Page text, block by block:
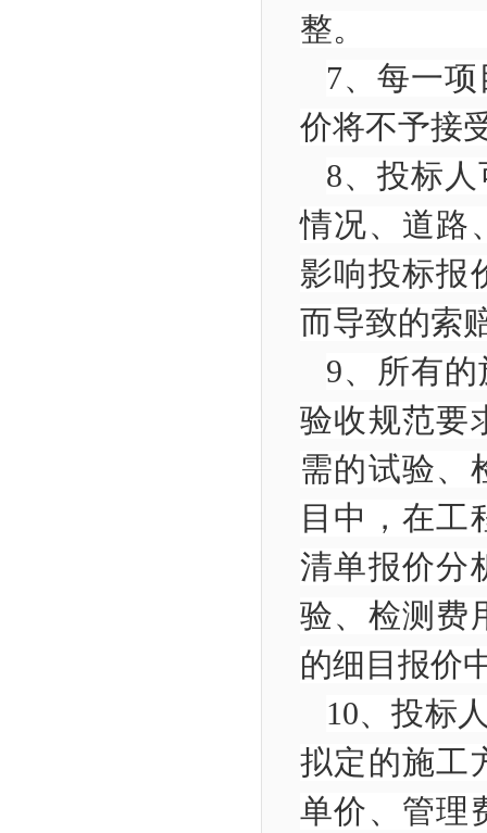
整
7、每一
价将不予
8、投标
情况、道路
影响投标报
而导致的
9、所有
验收规范要
需的试验、
目 中，在工
清单报价分
验、检测费
的细目
10、投标
拟定的施工
单价、管理